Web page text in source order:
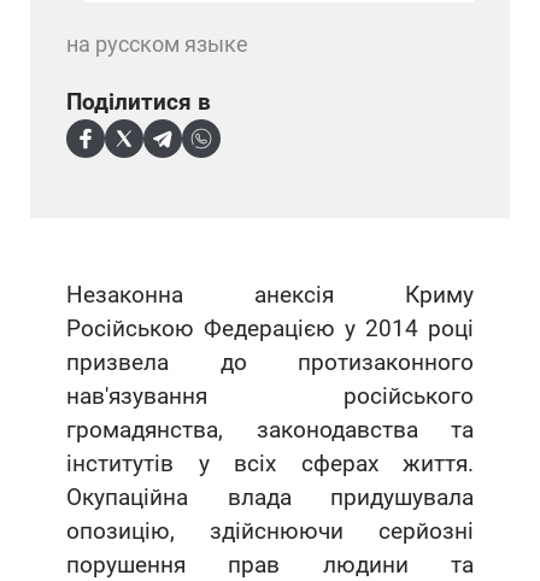
Незаконна анексія Криму
Російською Федерацією у 2014 році
призвела до протизаконного
нав'язування російського
громадянства, законодавства та
інститутів у всіх сферах життя.
Окупаційна влада придушувала
опозицію, здійснюючи серйозні
порушення прав людини та
на русском языке
Поділитися в